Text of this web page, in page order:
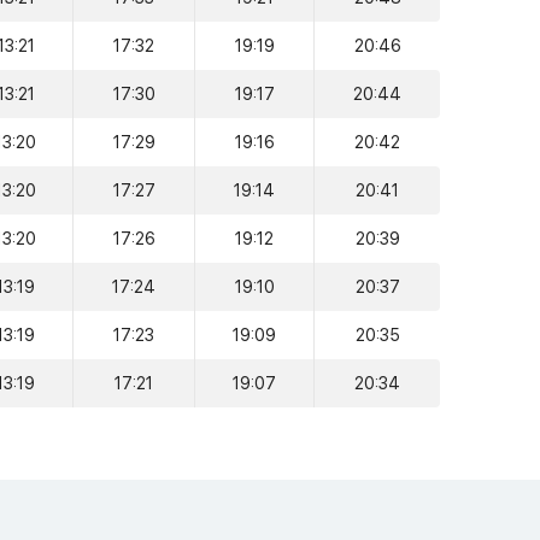
17:32 19:19 20:46
17:30 19:17 20:44
17:29 19:16 20:42
17:27 19:14 20:41
17:26 19:12 20:39
17:24 19:10 20:37
17:23 19:09 20:35
17:21 19:07 20:34